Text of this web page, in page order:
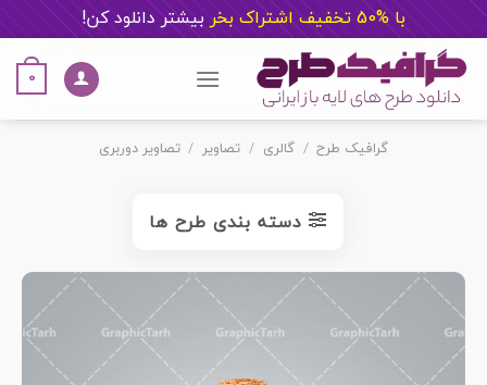
با %50 تخفیف اشتراک بخر بیشتر دانلود کن!
content
0
گرافیک طرح / گالری / تصاویر / تصاویر دوربری
دسته بندی طرح ها